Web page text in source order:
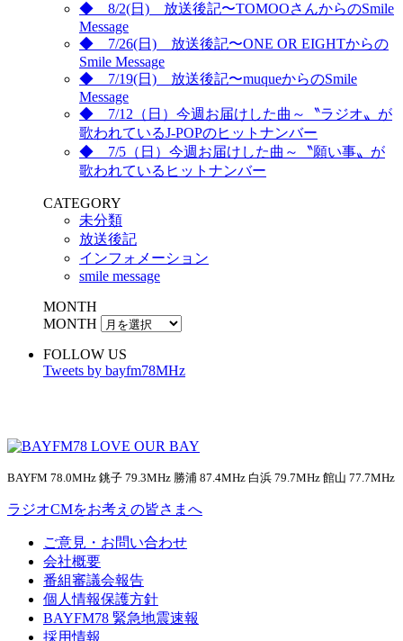
◆ 8/2(日) 放送後記〜TOMOOさんからのSmile
Message
◆ 7/26(日) 放送後記〜ONE OR EIGHTからの
Smile Message
◆ 7/19(日) 放送後記〜muqueからのSmile
Message
◆ 7/12（日）今週お届けした曲～〝ラジオ〟が
歌われているJ-POPのヒットナンバー
◆ 7/5（日）今週お届けした曲～〝願い事〟が
歌われているヒットナンバー
CATEGORY
未分類
放送後記
インフォメーション
smile message
MONTH
MONTH
FOLLOW US
Tweets by bayfm78MHz
BAYFM 78.0MHz 銚子 79.3MHz 勝浦 87.4MHz 白浜 79.7MHz 館山 77.7MHz
ラジオCMをお考えの皆さまへ
ご意見・お問い合わせ
会社概要
番組審議会報告
個人情報保護方針
BAYFM78 緊急地震速報
採用情報